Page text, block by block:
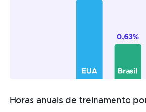
Horas anuais de treinamento